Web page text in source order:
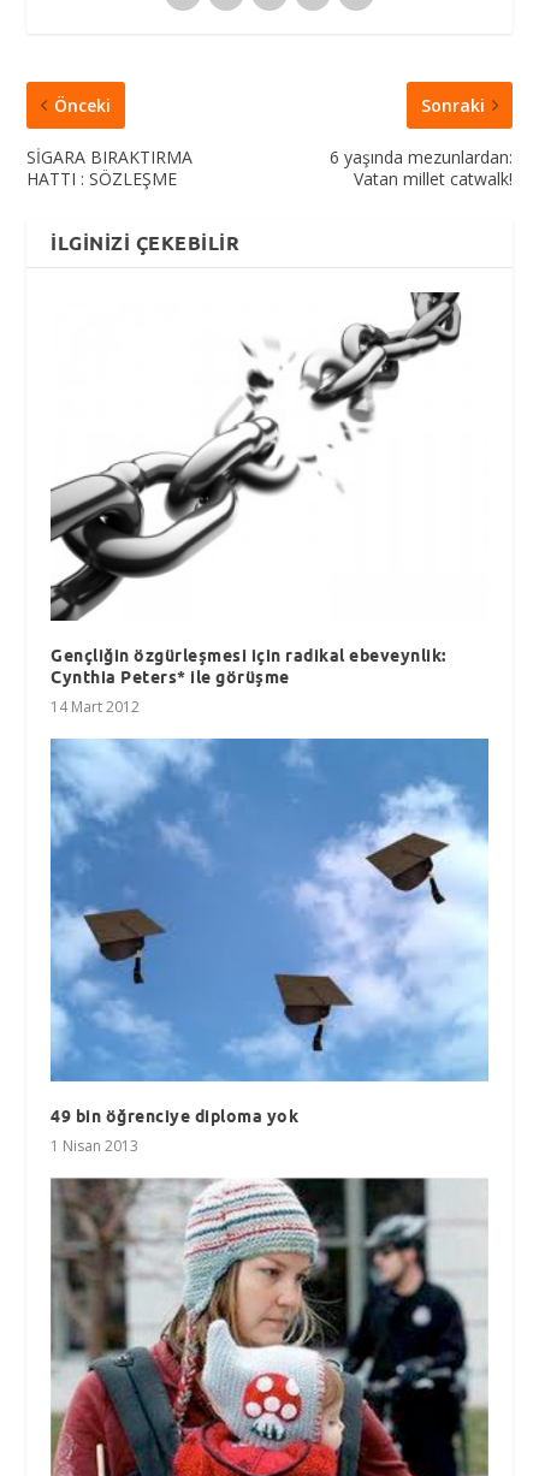
Önceki
SİGARA BIRAKTIRMA
HATTI : SÖZLEŞME
Sonraki
6 yaşında mezunlardan:
Vatan millet catwalk!
İLGINIZI ÇEKEBILIR
Gençliğin özgürleşmesi için radikal ebeveynlik:
Cynthia Peters* ile görüşme
14 Mart 2012
49 bin öğrenciye diploma yok
1 Nisan 2013